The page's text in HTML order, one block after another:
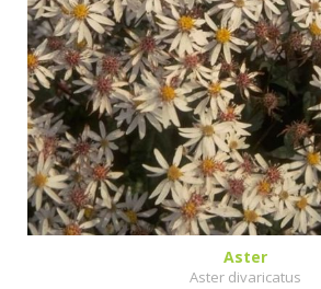
Aster
Aster divaricatus